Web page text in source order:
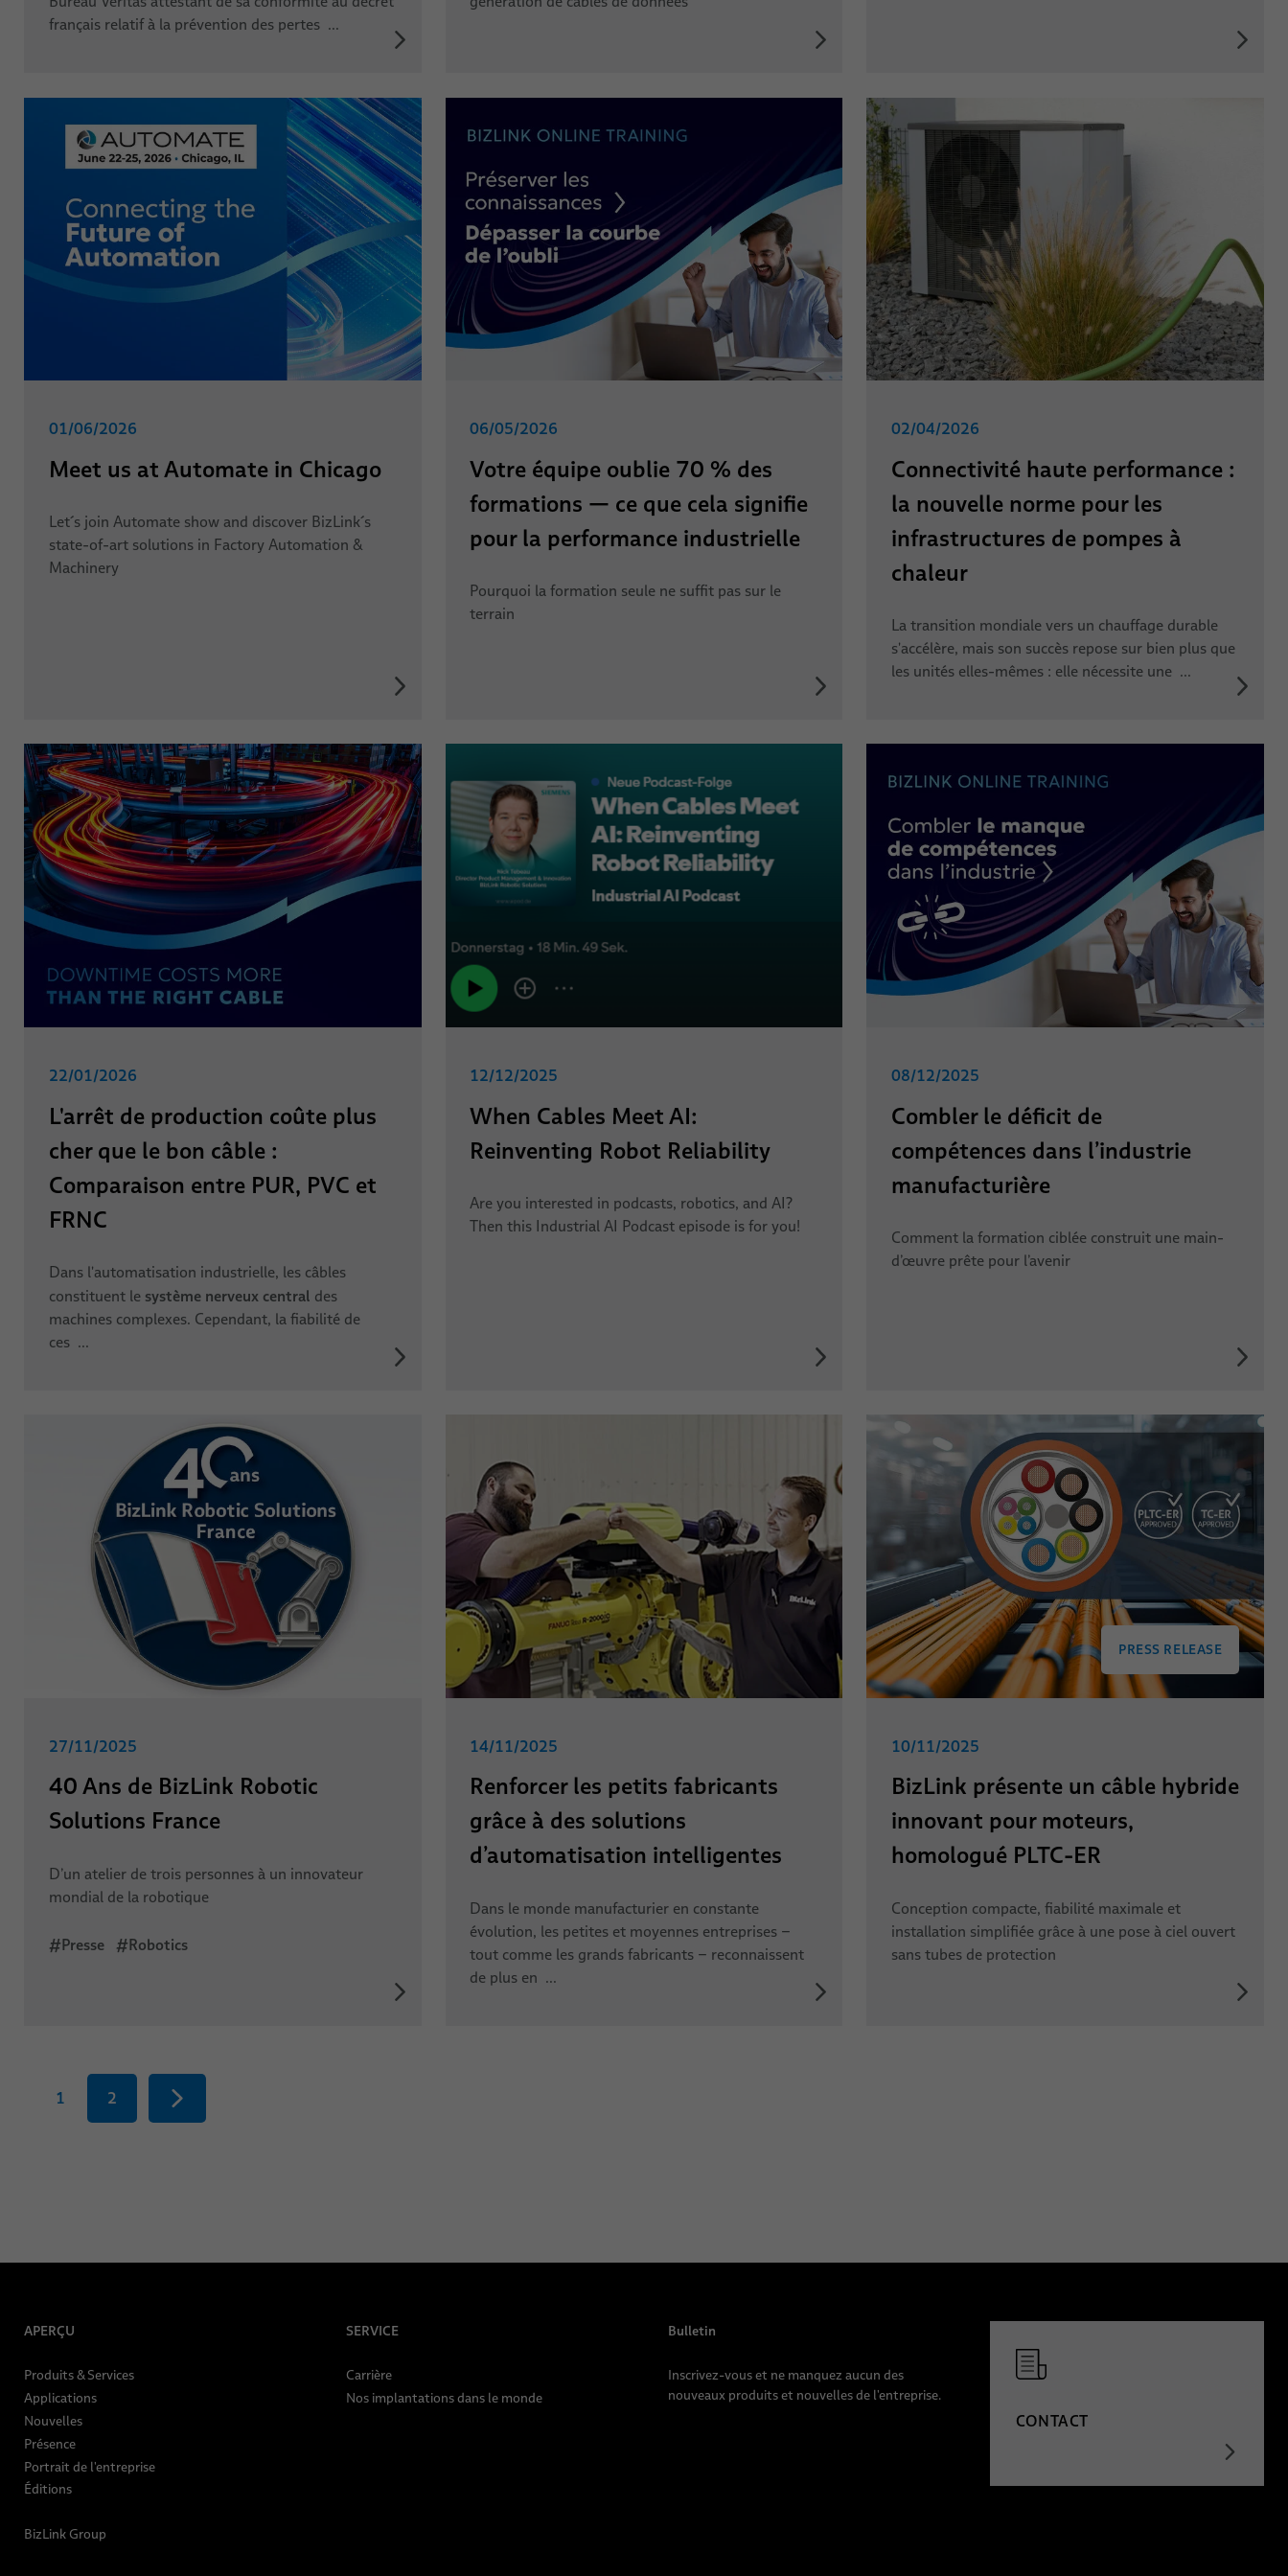
français relatif à la prévention des pertes ...
01/06/2026
Meet us at Automate in Chicago
Let´s join Automate show and discover BizLink´s
state-of-art solutions in Factory Automation &
Machinery
06/05/2026
Votre équipe oublie 70 % des
formations — ce que cela signifie
pour la performance industrielle
Pourquoi la formation seule ne suffit pas sur le
terrain
02/04/2026
Connectivité haute performance :
la nouvelle norme pour les
infrastructures de pompes à
chaleur
La transition mondiale vers un chauffage durable
s'accélère, mais son succès repose sur bien plus que
les unités elles-mêmes : elle nécessite une ...
22/01/2026
L'arrêt de production coûte plus
cher que le bon câble :
Comparaison entre PUR, PVC et
FRNC
Dans l'automatisation industrielle, les câbles
constituent le système nerveux central des
machines complexes. Cependant, la fiabilité de
ces ...
12/12/2025
When Cables Meet AI:
Reinventing Robot Reliability
Are you interested in podcasts, robotics, and AI?
Then this Industrial AI Podcast episode is for you!
08/12/2025
Combler le déficit de
compétences dans l’industrie
manufacturière
Comment la formation ciblée construit une main-
d’œuvre prête pour l’avenir
27/11/2025
40 Ans de BizLink Robotic
Solutions France
D’un atelier de trois personnes à un innovateur
mondial de la robotique
#Presse #Robotics
14/11/2025
Renforcer les petits fabricants
grâce à des solutions
d’automatisation intelligentes
Dans le monde manufacturier en constante
évolution, les petites et moyennes entreprises –
tout comme les grands fabricants – reconnaissent
de plus en ...
PRESS RELEASE
10/11/2025
BizLink présente un câble hybride
innovant pour moteurs,
homologué PLTC-ER
Conception compacte, fiabilité maximale et
installation simplifiée grâce à une pose à ciel ouvert
sans tubes de protection
1 2
APERÇU
Produits & Services
Applications
Nouvelles
Présence
Portrait de l'entreprise
Éditions
BizLink Group
SERVICE
Carrière
Nos implantations dans le monde
Bulletin
Inscrivez-vous et ne manquez aucun des
nouveaux produits et nouvelles de l'entreprise.
CONTACT